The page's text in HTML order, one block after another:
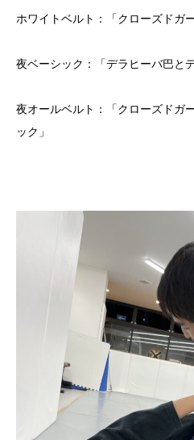
ホワイトベルト：「クローズドガ
夜ベーシック：「デラヒーバ巴と
夜オールベルト：「クローズドガ
ック」